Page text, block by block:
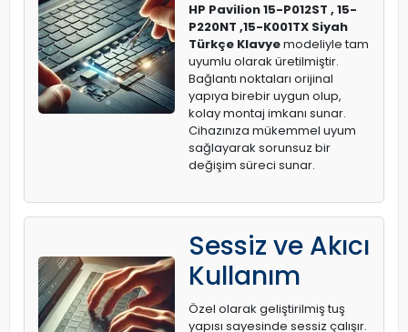
HP Pavilion 15-P012ST , 15-
P220NT ,15-K001TX Siyah
Türkçe Klavyemodeliyle tam
uyumlu olarak üretilmiştir.
Bağlantı noktaları orijinal
yapıya birebir uygun olup,
kolay montaj imkanı sunar.
Cihazınıza mükemmel uyum
sağlayarak sorunsuz bir
değişim süreci sunar.
Sessiz ve Akıcı
Kullanım
Özel olarak geliştirilmiş tuş
yapısı sayesinde sessiz çalışır.